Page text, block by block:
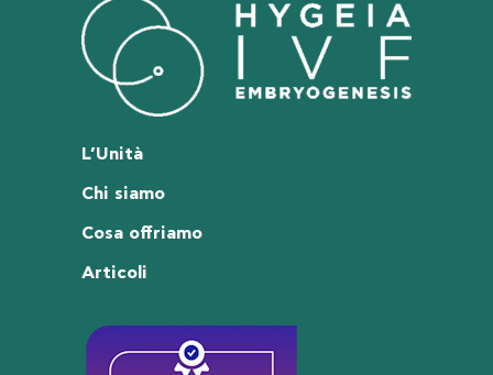
L’Unità
Chi siamo
Cosa offriamo
Articoli